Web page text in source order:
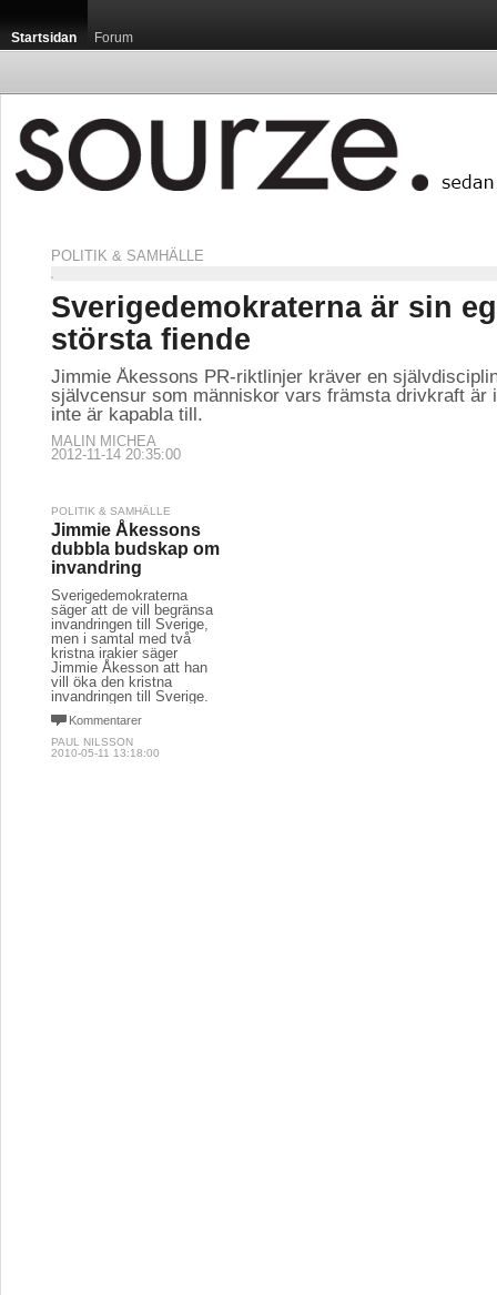
Startsidan Forum
POLITIK & SAMHÄLLE
Sverigedemokraterna är sin
största fiende
Jimmie Åkessons PR-riktlinjer kräver en
självcensur som människor vars främsta drivkraft är
inte är kapabla till.
MALIN MICHEA
2012-11-14 20:35:00
POLITIK & SAMHÄLLE
Jimmie Åkessons
dubbla budskap om
invandring
Sverigedemokraterna
säger att de vill begränsa
invandringen till Sverige,
men i samtal med två
kristna irakier säger
Jimmie Åkesson att han
vill öka den kristna
invandringen till Sverige.
Kommentarer
PAUL NILSSON
2010-05-11 13:18:00